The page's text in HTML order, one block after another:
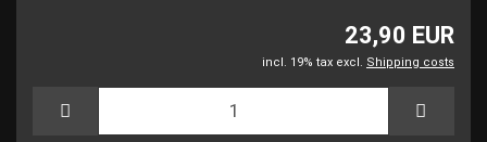
23,90 EUR
incl. 19% tax excl. Shipping costs